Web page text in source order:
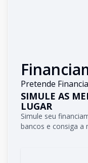
Pretende
SIMULE AS
LUGAR
Simule seu
bancos e consiga a